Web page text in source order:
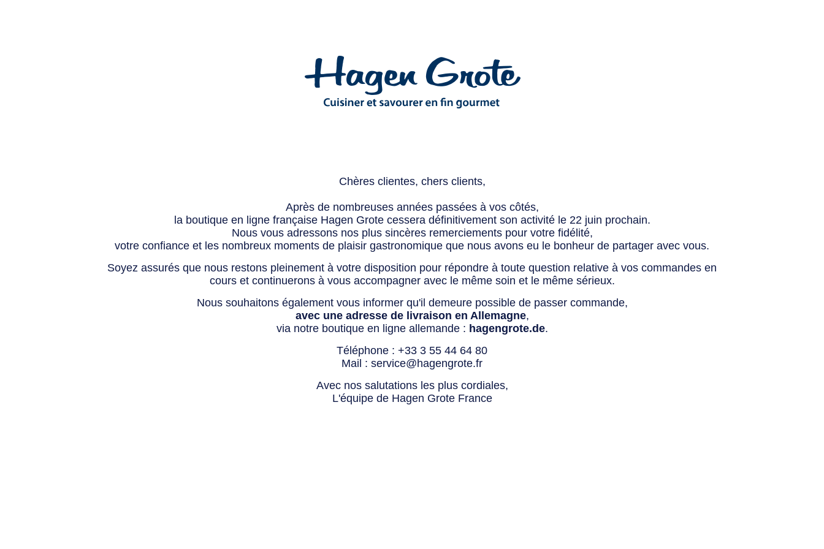
Chères clientes, chers clients,
Après de nombreuses années passées à vos côtés,
la boutique en ligne française Hagen Grote cessera définitivement son activité le 22 juin prochain.
Nous vous adressons nos plus sincères remerciements pour votre fidélité,
votre confiance et les nombreux moments de plaisir gastronomique que nous avons eu le bonheur de partager avec vous.
Soyez assurés que nous restons pleinement à votre disposition pour répondre à toute question relative à vos commandes en
cours et continuerons à vous accompagner avec le même soin et le même sérieux.
Nous souhaitons également vous informer qu'il demeure possible de passer commande,
avec une adresse de livraison en Allemagne,
via notre boutique en ligne allemande : hagengrote.de.
Téléphone : +33 3 55 44 64 80
Mail : service@hagengrote.fr
Avec nos salutations les plus cordiales,
L'équipe de Hagen Grote France